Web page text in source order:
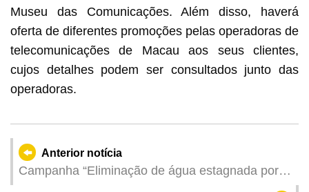
Museu das Comunicações. Além disso, haverá
oferta de diferentes promoções pelas operadoras de
telecomunicações de Macau aos seus clientes,
cujos detalhes podem ser consultados junto das
operadoras.
Anterior notícia
Campanha “Eliminação de água estagnada por